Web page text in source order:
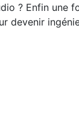
? Enfin une
devenir